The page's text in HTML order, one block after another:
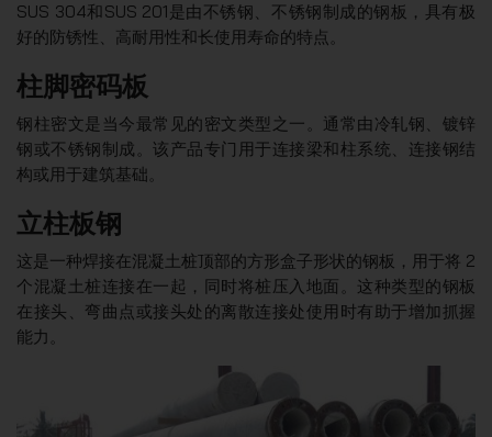
SUS 304和SUS 201是由不锈钢、不锈钢制成的钢板，具有极
好的防锈性、高耐用性和长使用寿命的特点。
柱脚密码板
钢柱密文是当今最常见的密文类型之一。通常由冷轧钢、镀锌
钢或不锈钢制成。该产品专门用于连接梁和柱系统、连接钢结
构或用于建筑基础。
立柱板钢
这是一种焊接在混凝土桩顶部的方形盒子形状的钢板，用于将 2
个混凝土桩连接在一起，同时将桩压入地面。这种类型的钢板
在接头、弯曲点或接头处的离散连接处使用时有助于增加抓握
能力。